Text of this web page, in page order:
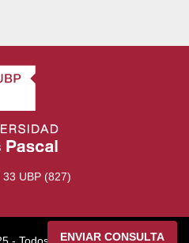
UBP (827)
ENVIAR CONSULTA